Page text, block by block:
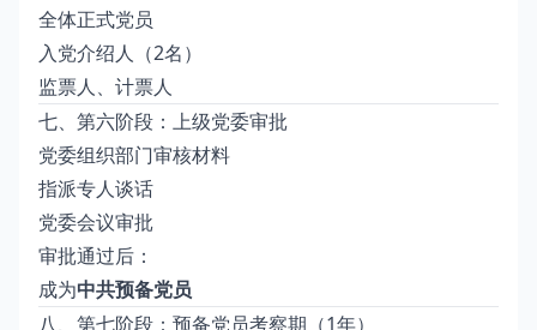
全体正式党员
入党介绍人（2名）
监票人、计票人
七、第六阶段：上级党委审批
党委组织部门审核材料
指派专人谈话
党委会议审批
审批通过后：
成为中共预备党员
八、第七阶段：预备党员考察期（1年）